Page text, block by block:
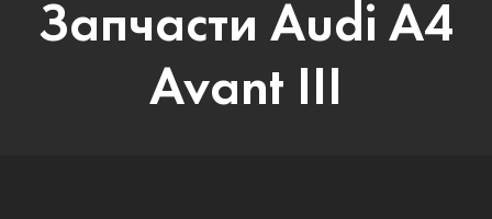
Запчасти Audi A4
Avant III